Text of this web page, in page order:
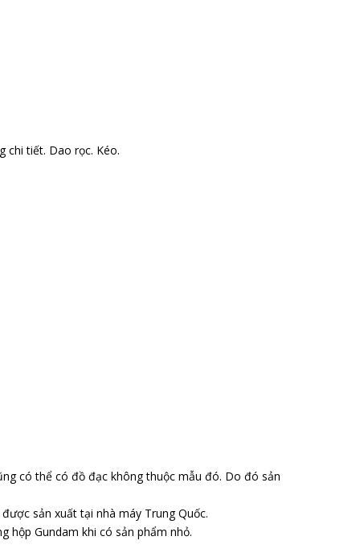
chi tiết. Dao rọc. Kéo.
có thể có đồ đạc không thuộc mẫu đó. Do đó sản
sản xuất tại nhà máy Trung Quốc.
hộp Gundam khi có sản phẩm nhỏ.